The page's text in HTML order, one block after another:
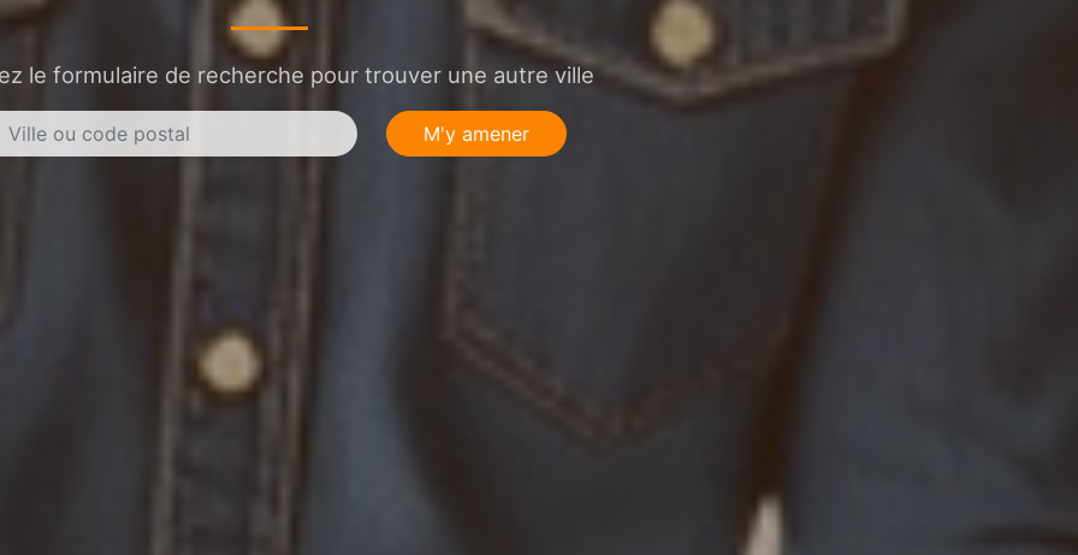
le formulaire de recherche pour trouver une autre ville
M'y amener